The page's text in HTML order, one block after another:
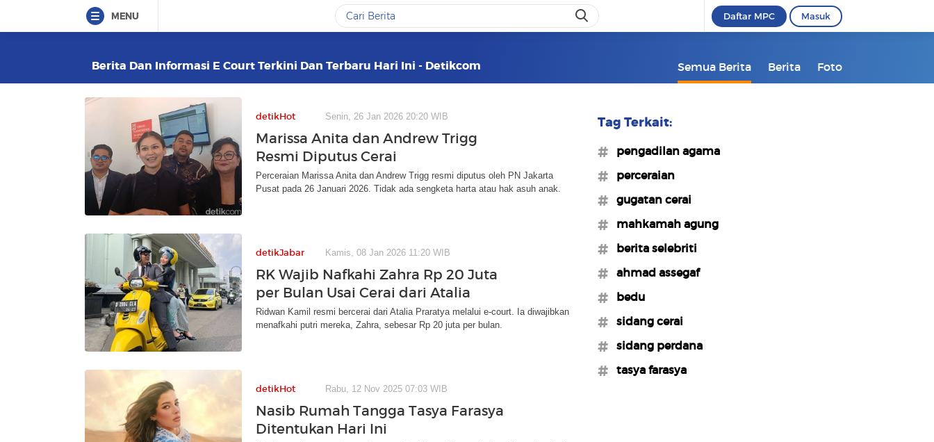
MENU Daftar MPC Masuk
Berita Dan Informasi E Court Terkini Dan Terbaru Hari Ini - Detikcom Semua Berita Berita Foto
detikHot Senin, 26 Jan 2026 20:20 WIB
Marissa Anita dan Andrew Trigg
Resmi Diputus Cerai
Perceraian Marissa Anita dan Andrew Trigg resmi diputus oleh PN Jakarta
Pusat pada 26 Januari 2026. Tidak ada sengketa harta atau hak asuh anak.
detikJabar Kamis, 08 Jan 2026 11:20 WIB
RK Wajib Nafkahi Zahra Rp 20 Juta
per Bulan Usai Cerai dari Atalia
Ridwan Kamil resmi bercerai dari Atalia Praratya melalui e-court. Ia diwajibkan
menafkahi putri mereka, Zahra, sebesar Rp 20 juta per bulan.
detikHot Rabu, 12 Nov 2025 07:03 WIB
Nasib Rumah Tangga Tasya Farasya
Ditentukan Hari Ini
Tag Terkait:
#pengadilan agama
#perceraian
#gugatan cerai
#mahkamah agung
#berita selebriti
#ahmad assegaf
#bedu
#sidang cerai
#sidang perdana
#tasya farasya